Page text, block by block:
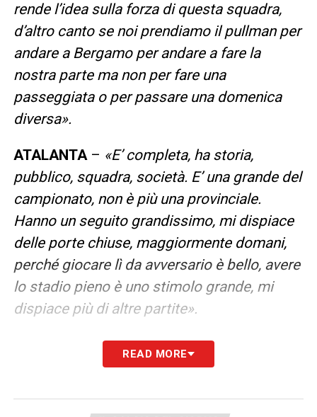
rende l’idea sulla forza di questa squadra,
d’altro canto se noi prendiamo il pullman per
andare a Bergamo per andare a fare la
nostra parte ma non per fare una
passeggiata o per passare una domenica
diversa».
ATALANTA– «E’ completa, ha storia,
pubblico, squadra, società. E’ una grande del
campionato, non è più una provinciale.
Hanno un seguito grandissimo, mi dispiace
delle porte chiuse, maggiormente domani,
perché giocare lì da avversario è bello, avere
lo stadio pieno è uno stimolo grande, mi
dispiace più di altre partite».
SFIDA AL VERTICE –«Noi non facciamo
scontri né per l’alta classifica né per la bassa
vogliamo cercare di fare risultato, vogliamo
READ MORE